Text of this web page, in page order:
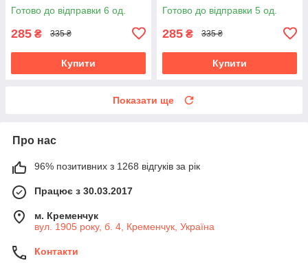
Готово до відправки 6 од.
285 ₴ 335 ₴
Купити
Готово до відправки 5 од.
285 ₴ 335 ₴
Купити
Показати ще
Про нас
96% позитивних з 1268 відгуків за рік
Працює з 30.03.2017
м. Кременчук
вул. 1905 року, б. 4, Кременчук, Україна
Контакти